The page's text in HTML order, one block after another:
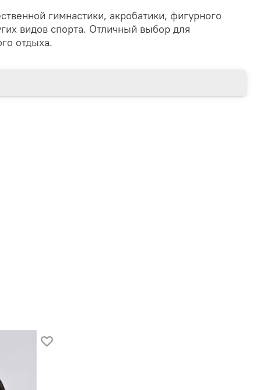
гимнастики, акробатики, фигурного
видов спорта. Отличный выбор для
отдыха.